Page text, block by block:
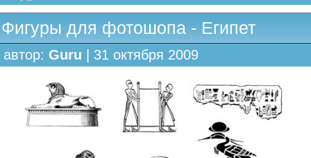
Фигуры для фотошопа - Египет
автор: Guru | 31 октября 2009